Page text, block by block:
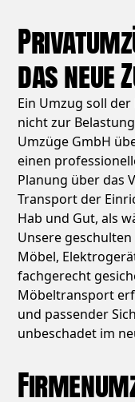
das neue
Ein Umzug soll
nicht zur
Umzüge GmbH
einen
Planung über das
Transport der
Hab und Gut, als
Unsere
Möbel,
fachgerecht
Möbeltransport
und passender
unbeschadet im